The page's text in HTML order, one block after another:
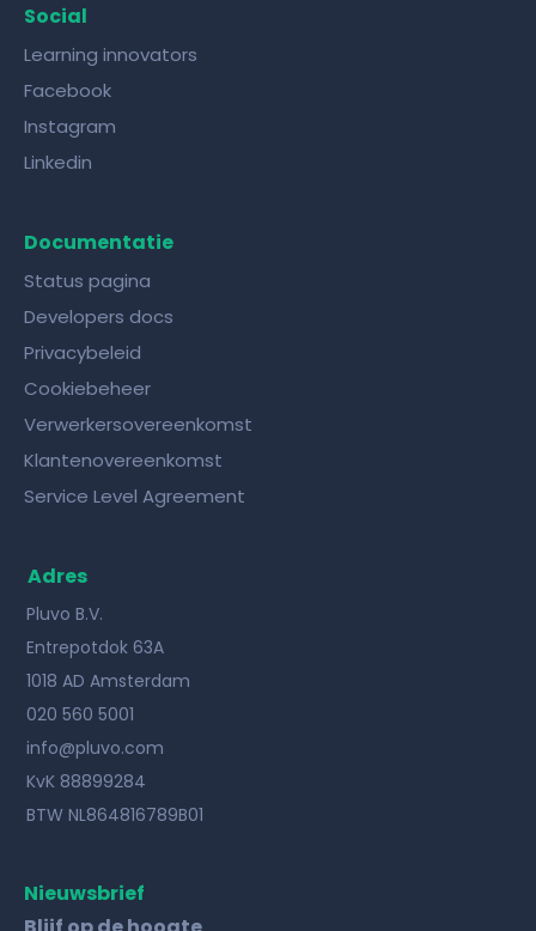
Social
Learning innovators
Facebook
Instagram
Linkedin
Documentatie
Status pagina
Developers docs
Privacybeleid
Cookiebeheer
Verwerkersovereenkomst
Klantenovereenkomst
Service Level Agreement
Adres
Pluvo B.V.
Entrepotdok 63A
1018 AD Amsterdam
020 560 5001
info@pluvo.com
KvK 88899284
BTW NL864816789B01
Nieuwsbrief